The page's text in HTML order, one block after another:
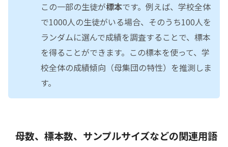
この一部の生徒が標本です。例えば、学校全体
で1000人の生徒がいる場合、そのうち100人を
ランダムに選んで成績を調査することで、標本
を得ることができます。この標本を使って、学
校全体の成績傾向（母集団の特性）を推測しま
す。
母数、標本数、サンプルサイズなどの関連用語